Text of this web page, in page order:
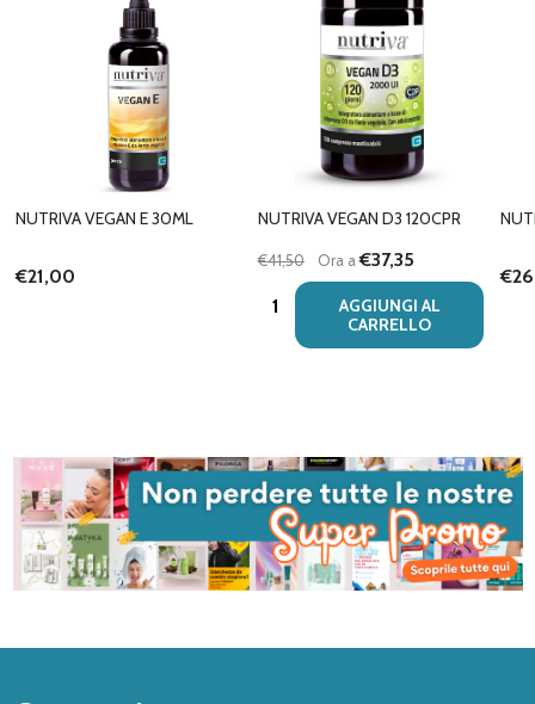
NUTRIVA VEGAN E 30ML
€21,00
NUTRIVA VEGAN D3 120CPR
€41,50 Ora a€37,35
Quantità:
AGGIUNGI AL
CARRELLO